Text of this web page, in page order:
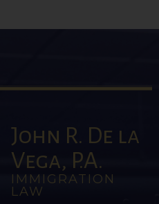
John R. De la
Vega, P.A.
IMMIGRATION
LAW